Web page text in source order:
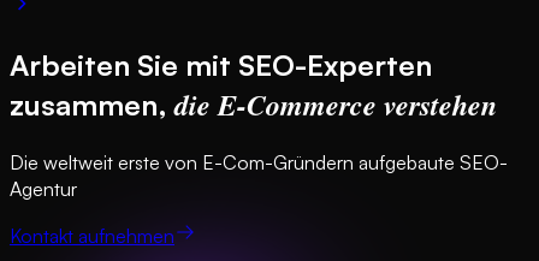
Arbeiten Sie mit SEO-Experten
zusammen,die E-Commerce verstehen
Die weltweit erste von E-Com-Gründern aufgebaute SEO-
Agentur
Kontakt aufnehmen